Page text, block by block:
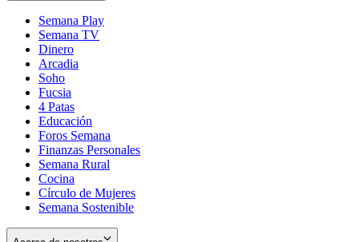
Semana Play
Semana TV
Dinero
Arcadia
Soho
in
new
window
Fucsia
in
new
window
4 Patas
Educación
Foros Semana
Finanzas Personales
Semana Rural
Cocina
Círculo de Mujeres
Semana Sostenible